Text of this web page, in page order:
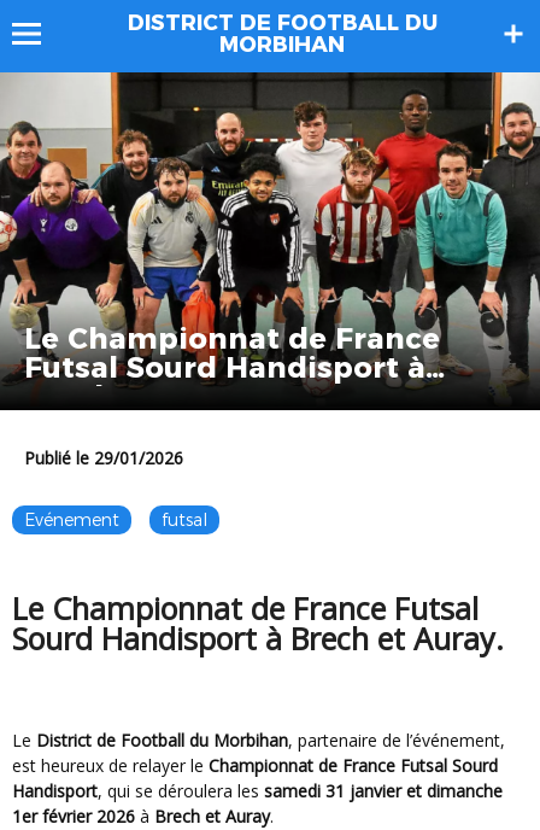
DISTRICT DE FOOTBALL DU
MORBIHAN
Le Championnat de France
Futsal Sourd Handisport à
Brech et Auray
Publié le 29/01/2026
Evénement futsal
Le Championnat de France Futsal
Sourd Handisport à Brech et Auray.
Le District de Football du Morbihan, partenaire de l’événement,
est heureux de relayer le Championnat de France Futsal Sourd
Handisport, qui se déroulera les samedi 31 janvier et dimanche
1er février 2026 à Brech et Auray.